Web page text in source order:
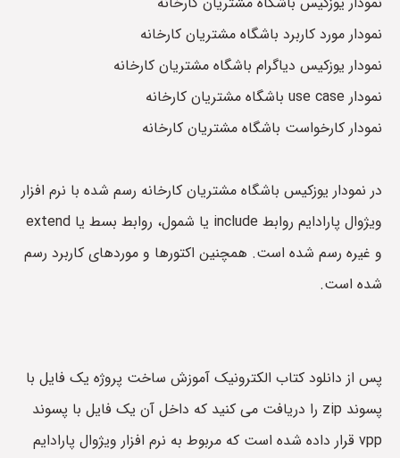
نمودار مورد کاربرد باشگاه مشتریان کارخانه
نمودار یوزکیس دیاگرام باشگاه مشتریان کارخانه
نمودار use case باشگاه مشتریان کارخانه
نمودار کارخواست باشگاه مشتریان کارخانه
در نمودار یوزکیس باشگاه مشتریان کارخانه رسم شده با نرم افزار
و غیره رسم شده است. همچنین اکتورها و موردهای کاربرد رسم
شده است.
پس از دانلود کتاب الکترونیک آموزش ساخت پروژه یک فایل با
پسوند zip را دریافت می کنید که داخل آن یک فایل با پسوند
vpp قرار داده شده است که مربوط به نرم افزار ویژوال پارادایم